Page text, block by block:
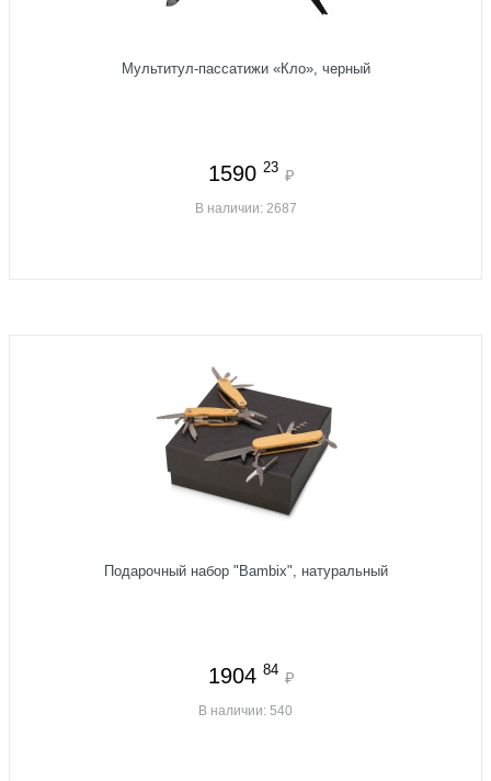
Мультитул-пассатижи «Кло», черный
1590 23 ₽
В наличии: 2687
Подарочный набор "Bambix", натуральный
1904 84 ₽
В наличии: 540